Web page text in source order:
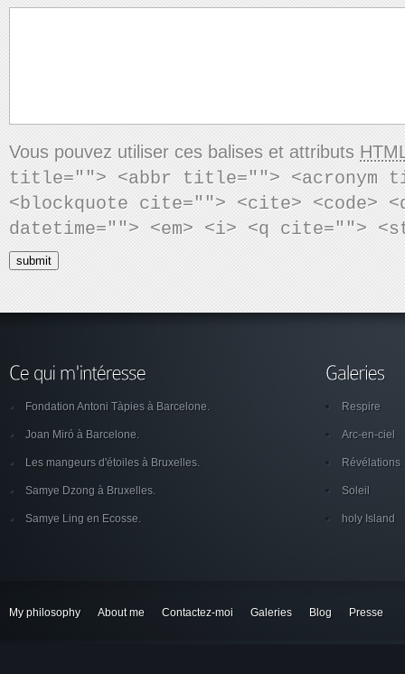
Vous pouvez utiliser ces balises et attributs
title=""> <abbr title=""> <acronym
<blockquote cite=""> <cite> <code>
datetime=""> <em> <i> <q cite="">
Fondation Antoni Tàpies à Barcelone.
Joan Miró à Barcelone.
Les mangeurs d'étoiles à Bruxelles.
Samye Dzong à Bruxelles.
Samye Ling en Ecosse.
Respire
Arc-en-ciel
Révélations
Soleil
holy Island
My philosophy About me Contactez-moi Galeries Blog Presse